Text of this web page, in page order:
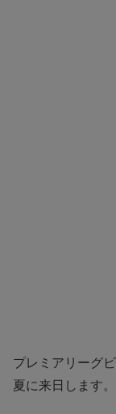
プレミアリーグ
夏に来日します。